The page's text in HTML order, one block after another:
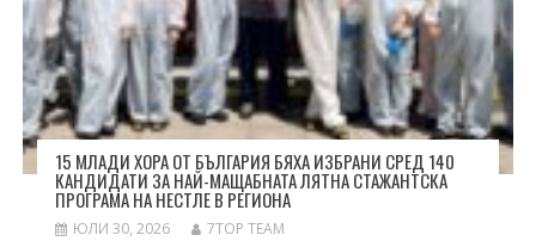
15 МЛАДИ ХОРА ОТ БЪЛГАРИЯ БЯХА ИЗБРАНИ СРЕД 140
КАНДИДАТИ ЗА НАЙ-МАЩАБНАТА ЛЯТНА СТАЖАНТСКА
ПРОГРАМА НА НЕСТЛЕ В РЕГИОНА
ЮЛИ 30, 2026 7TOP TEAM